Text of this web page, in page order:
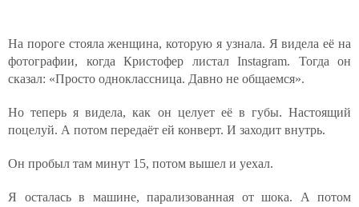
На пороге стояла женщина, которую я узнала. Я видела её на
фотографии, когда Кристофер листал Instagram. Тогда он
сказал: «Просто одноклассница. Давно не общаемся».
Но теперь я видела, как он целует её в губы. Настоящий
поцелуй. А потом передаёт ей конверт. И заходит внутрь.
Он пробыл там минут 15, потом вышел и уехал.
Я осталась в машине, парализованная от шока. А потом